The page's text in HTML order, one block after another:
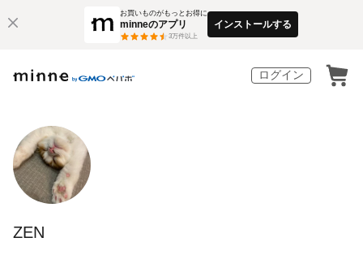
お買いものがもっとお得に
minneのアプリ
3万件以上
インストールする
ログイン
ZEN